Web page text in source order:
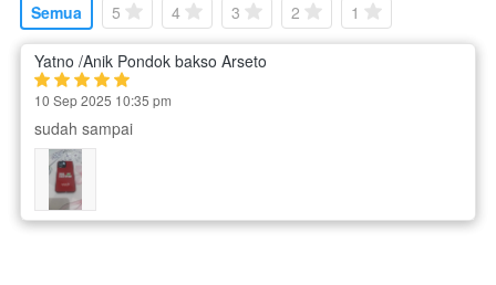
Semua 5 4 3 2 1
Yatno /Anik Pondok bakso Arseto
10 Sep 2025 10:35 pm
sudah sampai